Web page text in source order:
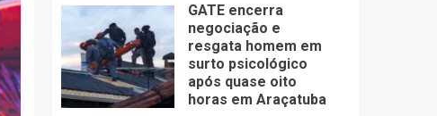
GATE encerra
negociação e
resgata homem em
surto psicológico
após quase oito
horas em Araçatuba